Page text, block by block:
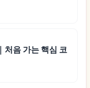
처음 가는 핵심 코